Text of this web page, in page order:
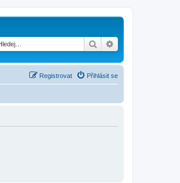
Hledat
Přihlásit se
Registrovat